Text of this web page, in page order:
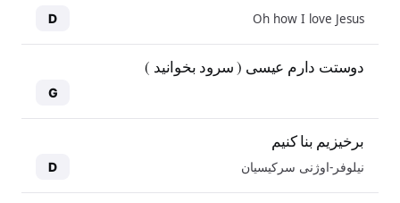
Oh how I love Jesus
D
دوستت دارم عیسی ( سرود بخوانید )
G
برخیزیم بنا کنیم
نیلوفر-اوژنی سرکیسیان D